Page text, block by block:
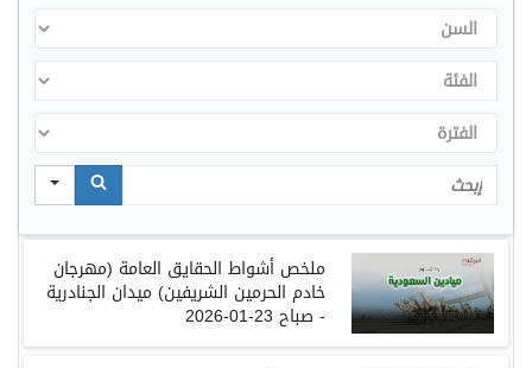
السن
الفئة
الفترة
Search
ملخص أشواط الحقايق العامة (مهرجان
خادم الحرمين الشريفين) ميدان الجنادرية
- صباح 23-01-2026